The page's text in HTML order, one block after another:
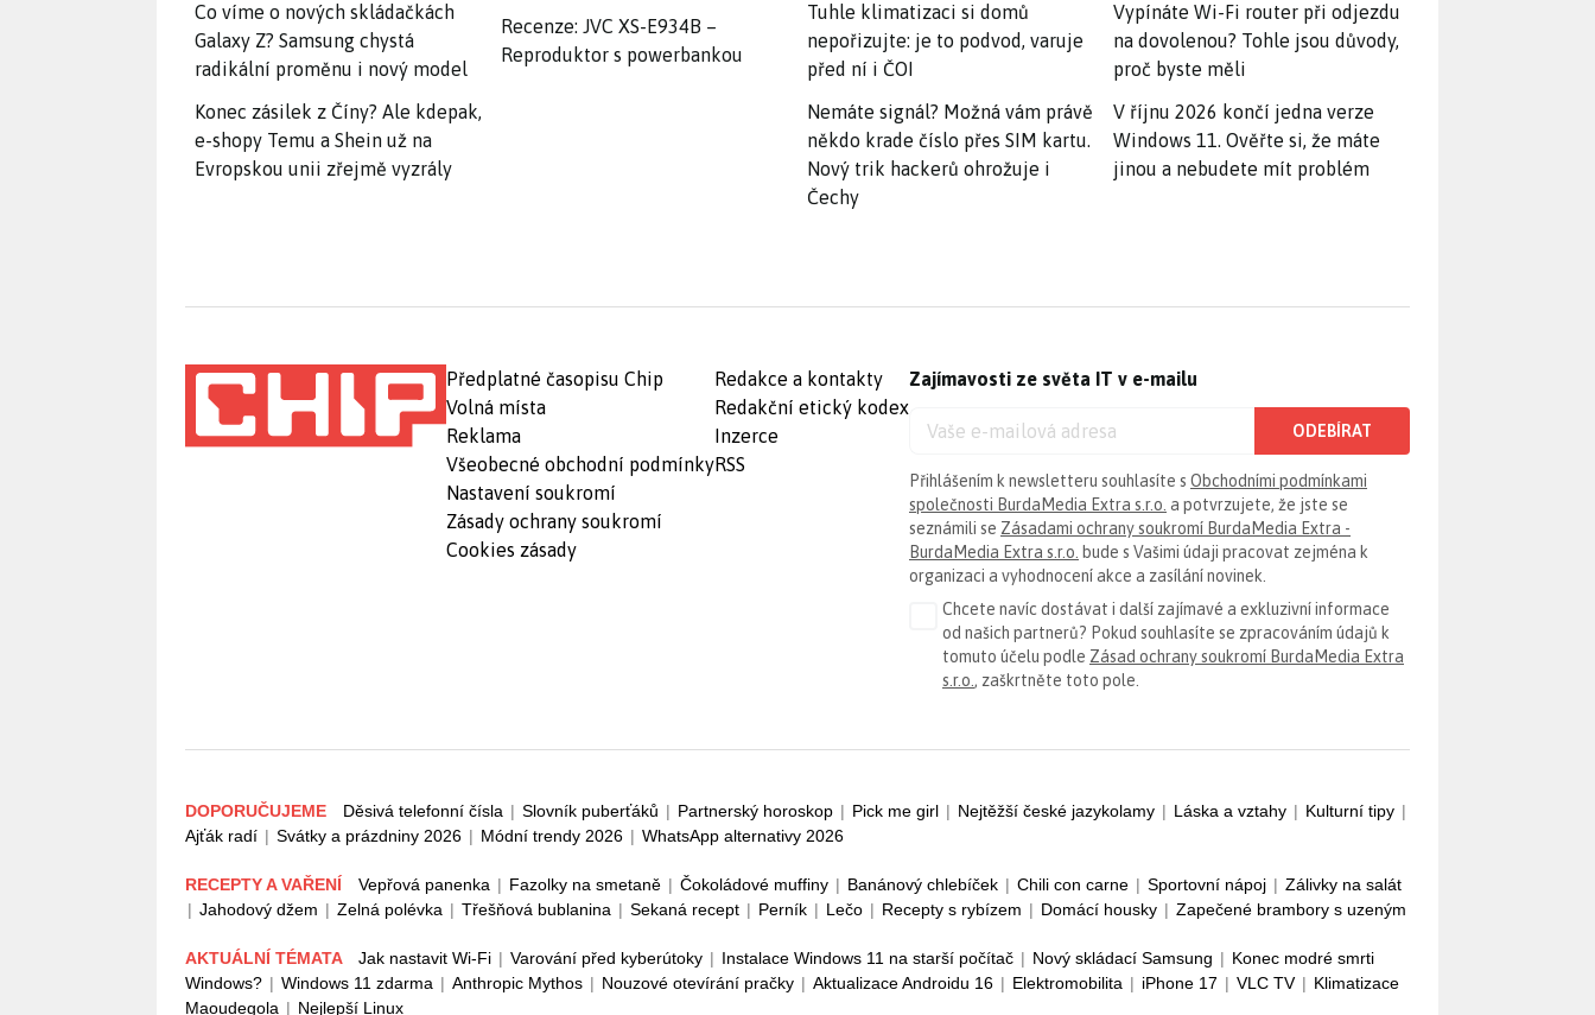
Co víme o nových skládačkách
Galaxy Z? Samsung chystá
radikální proměnu i nový model
Konec zásilek z Číny? Ale kdepak,
e-shopy Temu a Shein už na
Evropskou unii zřejmě vyzrály
Recenze: JVC XS-E934B –
Reproduktor s powerbankou
Tuhle klimatizaci si domů
nepořizujte: je to podvod, varuje
před ní i ČOI
Nemáte signál? Možná vám právě
někdo krade číslo přes SIM kartu.
Nový trik hackerů ohrožuje i
Čechy
Vypínáte Wi-Fi router při odjezdu
na dovolenou? Tohle jsou důvody,
proč byste měli
V říjnu 2026 končí jedna verze
Windows 11. Ověřte si, že máte
jinou a nebudete mít problém
Předplatné časopisu Chip
Volná místa
Reklama
Všeobecné obchodní podmínky
Nastavení soukromí
Zásady ochrany soukromí
Cookies zásady
Redakce a kontakty
Redakční etický kodex
Inzerce
RSS
Zajímavosti ze světa IT v e-mailu
ODEBÍRAT
Přihlášením k newsletteru souhlasíte s Obchodními podmínkami
společnosti BurdaMedia Extra s.r.o. a potvrzujete, že jste se
seznámili se Zásadami ochrany soukromí BurdaMedia Extra -
BurdaMedia Extra s.r.o. bude s Vašimi údaji pracovat zejména k
organizaci a vyhodnocení akce a zasílání novinek.
Chcete navíc dostávat i další zajímavé a exkluzivní informace
od našich partnerů? Pokud souhlasíte se zpracováním údajů k
tomuto účelu podle Zásad ochrany soukromí BurdaMedia Extra
s.r.o. , zaškrtněte toto pole.
DOPORUČUJEME Děsivá telefonní čísla | Slovník puberťáků | Partnerský horoskop | Pick me girl | Nejtěžší české jazykolamy | Láska a vztahy | Kulturní tipy |
Ajťák radí | Svátky a prázdniny 2026 | Módní trendy 2026 | WhatsApp alternativy 2026
RECEPTY A VAŘENÍ Vepřová panenka | Fazolky na smetaně | Čokoládové muffiny | Banánový chlebíček | Chili con carne | Sportovní nápoj | Zálivky na salát
| Jahodový džem | Zelná polévka | Třešňová bublanina | Sekaná recept | Perník | Lečo | Recepty s rybízem | Domácí housky | Zapečené brambory s uzeným
AKTUÁLNÍ TÉMATA Jak nastavit Wi-Fi | Varování před kyberútoky | Instalace Windows 11 na starší počítač | Nový skládací Samsung | Konec modré smrti
Windows? | Windows 11 zdarma | Anthropic Mythos | Nouzové otevírání pračky | Aktualizace Androidu 16 | Elektromobilita | iPhone 17 | VLC TV | Klimatizace
Maoudegola | Nejlepší Linux